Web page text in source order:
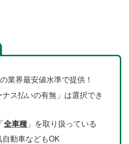
の業界最安値水準で提供！
ナス払いの有無」は選択でき
全車種」を取り扱っている
動車などもOK